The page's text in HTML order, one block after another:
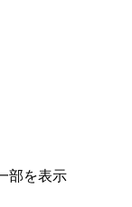
部を表示